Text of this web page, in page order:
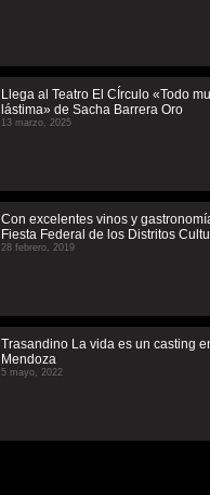
Llega al Teatro El CÍrculo «Todo
lástima» de Sacha Barrera Oro
13 marzo, 2025
Con excelentes vinos y
Fiesta Federal de los Distritos
28 febrero, 2019
Trasandino La vida es un casting
Mendoza
5 mayo, 2022